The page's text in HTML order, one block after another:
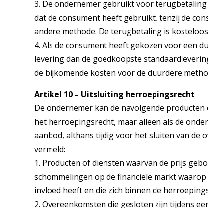
3. De ondernemer gebruikt voor
dat de consument heeft gebruikt, tenzij de
andere methode. De terugbetaling is
4. Als de consument heeft gekozen voor een
levering dan de goedkoopste
de bijkomende kosten voor de duurdere
Artikel 10 – Uitsluiting herroepingsrecht
De ondernemer kan de navolgende
het herroepingsrecht, maar alleen als de
aanbod, althans tijdig voor het sluiten van de
vermeld:
1. Producten of diensten waarvan de prijs
schommelingen op de financiële markt
invloed heeft en die zich binnen de
2. Overeenkomsten die gesloten zijn tijdens